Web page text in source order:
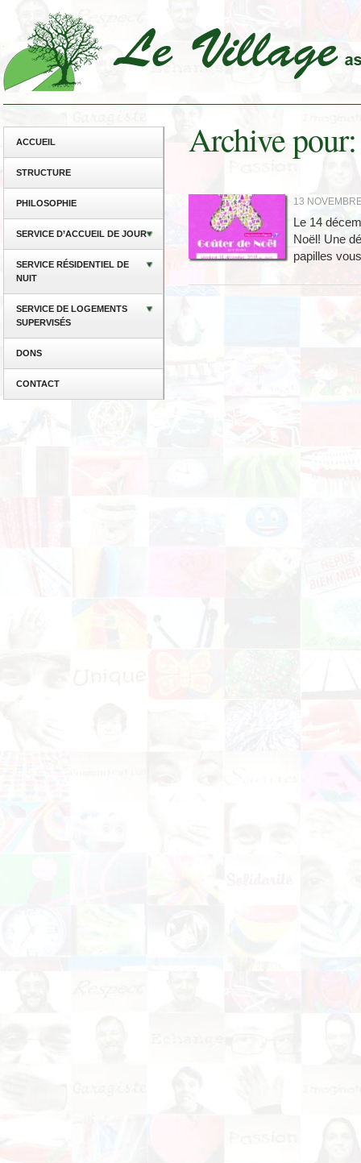
Archive
ACCUEIL
STRUCTURE
PHILOSOPHIE
SERVICE D’ACCUEIL DE JOUR
SERVICE RÉSIDENTIEL DE
NUIT
SERVICE DE LOGEMENTS
SUPERVISÉS
DONS
CONTACT
13
Le 14
Noël! Une
papilles